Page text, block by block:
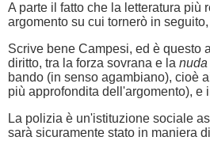
A parte il fatto che la letteratura
argomento su cui tornerò in
Scrive bene Campesi, ed è questo
diritto, tra la forza sovrana e la nuda
bando (in senso agambiano), cioè
più approfondita dell'argomento),
La polizia è un'istituzione sociale
sarà sicuramente stato in maniera